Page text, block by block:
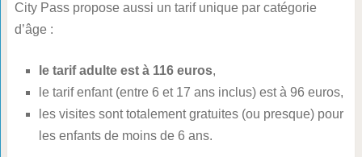
City Pass propose aussi un tarif unique par catégorie
d’âge :
le tarif adulte est à 116 euros,
le tarif enfant (entre 6 et 17 ans inclus) est à 96 euros,
les visites sont totalement gratuites (ou presque) pour
les enfants de moins de 6 ans.